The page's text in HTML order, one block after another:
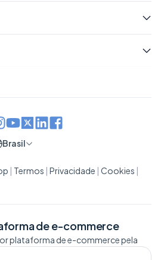
| Termos | Privacidade | Cookies |
Brasil
dee-commerce
plataforma de e-commerce pela